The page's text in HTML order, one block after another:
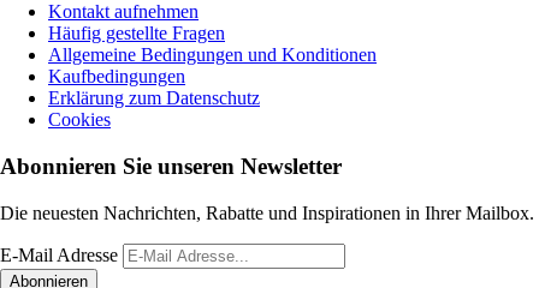
Kontakt aufnehmen
Häufig gestellte Fragen
Allgemeine Bedingungen und Konditionen
Kaufbedingungen
Erklärung zum Datenschutz
Cookies
Abonnieren Sie unseren Newsletter
Die neuesten Nachrichten, Rabatte und Inspirationen in Ihrer Mailbox.
E-Mail Adresse
Abonnieren